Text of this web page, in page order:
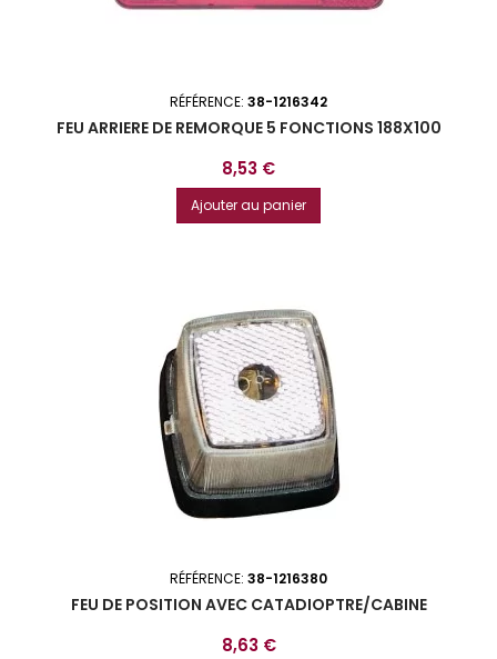
RÉFÉRENCE: 38-1216342
FEU ARRIERE DE REMORQUE 5 FONCTIONS 188X100
Prix
8,53 €
Ajouter au panier
RÉFÉRENCE: 38-1216380
FEU DE POSITION AVEC CATADIOPTRE/CABINE
Prix
8,63 €